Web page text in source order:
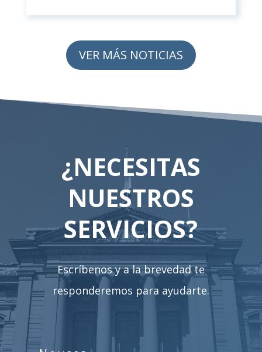
VER MÁS NOTICIAS
¿NECESITAS
NUESTROS
SERVICIOS?
Escríbenos y a la brevedad te
responderemos para ayudarte.